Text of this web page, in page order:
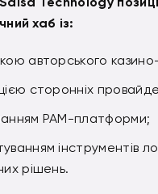
хаб із:
авторського
сторонніх
PAM-платформи;
інструментів
рішень.